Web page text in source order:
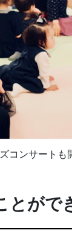
コンサートも
とがで